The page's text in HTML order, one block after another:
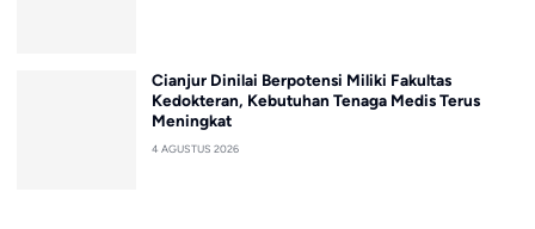
Cianjur Dinilai Berpotensi Miliki Fakultas
Kedokteran, Kebutuhan Tenaga Medis Terus
Meningkat
4 AGUSTUS 2026